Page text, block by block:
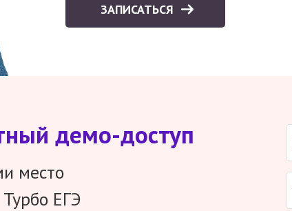
ЗАПИСАТЬСЯ
демо-доступ
место
ЕГЭ